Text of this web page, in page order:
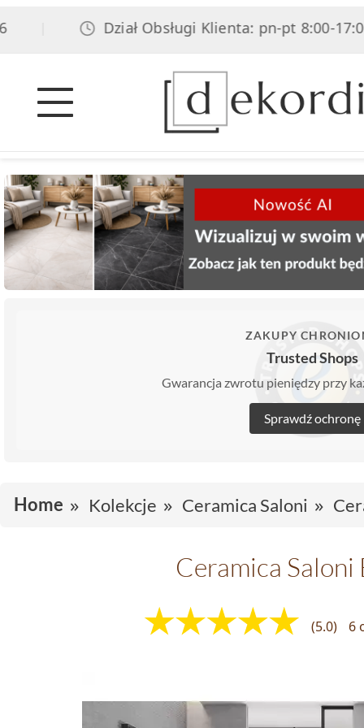
Dział Obsługi Klienta: pn-pt 8:00-17:00,
ZAKUPY
Trusted Shops
Gwarancja zwrotu pieniędzy przy
Sprawdź ochronę
Home Kolekcje Ceramica Saloni
Ceramica Saloni
(5.0) 6